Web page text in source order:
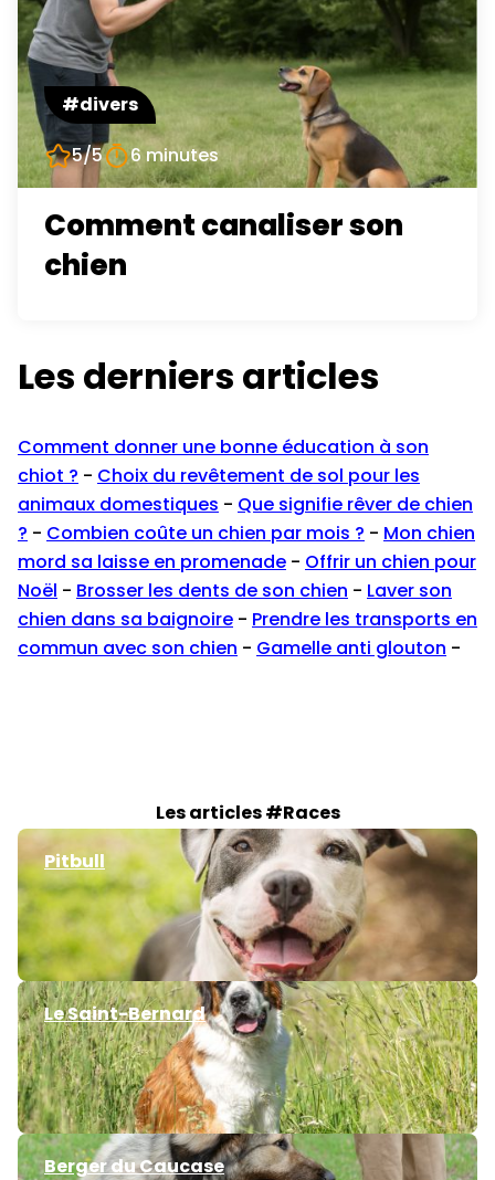
#divers
5/5
6 minutes
Comment canaliser son
chien
Les derniers articles
Comment donner une bonne éducation à son
chiot ? - Choix du revêtement de sol pour les
animaux domestiques - Que signifie rêver de chien
? - Combien coûte un chien par mois ? - Mon chien
mord sa laisse en promenade - Offrir un chien pour
Noël - Brosser les dents de son chien - Laver son
chien dans sa baignoire - Prendre les transports en
commun avec son chien - Gamelle anti glouton -
Les articles #Races
Pitbull
Le Saint-Bernard
Berger du Caucase